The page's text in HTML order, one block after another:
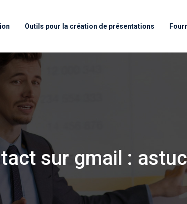
Outils pour la création de présentations
sur gmail :